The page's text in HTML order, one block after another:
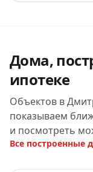
Дома,
ипотеке
Объектов в
показываем
и посмотреть
Все построенные